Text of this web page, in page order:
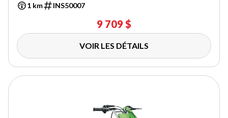
1 km INS50007
9 709 $
VOIR LES DÉTAILS